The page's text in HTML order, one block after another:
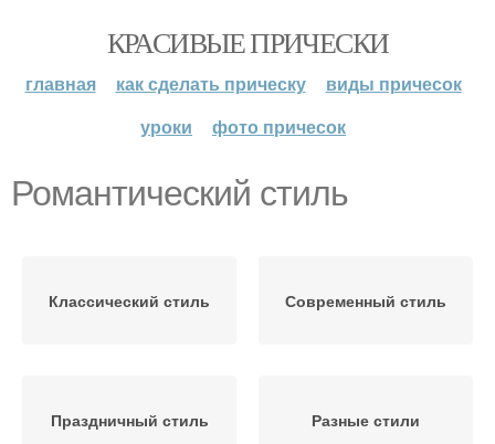
КРАСИВЫЕ ПРИЧЕСКИ
главная как сделать прическу
виды причесок
уроки
фото причесок
Романтический стиль
Классический стиль Современный стиль
Праздничный стиль Разные стили